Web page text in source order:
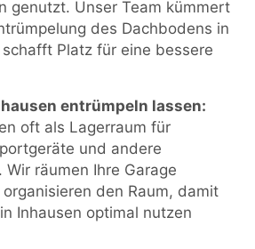
genutzt. Unser Team kümmert
des Dachbodens in
Platz für eine bessere
entrümpeln lassen:
oft als Lagerraum für
und andere
Wir räumen Ihre Garage
den Raum, damit
Inhausen optimal nutzen